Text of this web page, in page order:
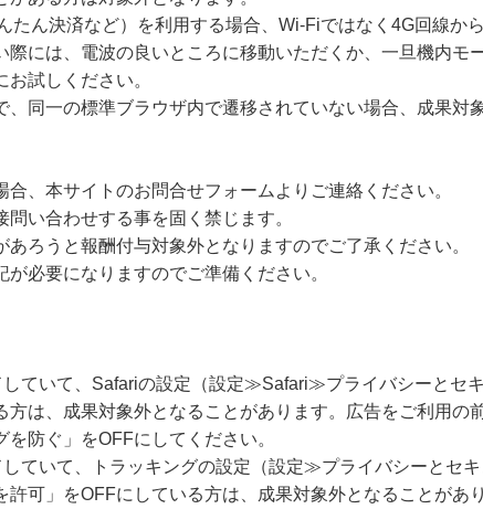
ん決済など）を利用する場合、Wi-Fiではなく4G回線か
には、電波の良いところに移動いただくか、一旦機内モ
試しください。
同一の標準ブラウザ内で遷移されていない場合、成果対
、本サイトのお問合せフォームよりご連絡ください。
い合わせする事を固く禁じます。
ろうと報酬付与対象外となりますのでご了承ください。
必要になりますのでご準備ください。
ていて、Safariの設定（設定≫Safari≫プライバシーとセ
方は、成果対象外となることがあります。広告をご利用の
防ぐ」をOFFにしてください。
ていて、トラッキングの設定（設定≫プライバシーとセ
許可」をOFFにしている方は、成果対象外となることがあ